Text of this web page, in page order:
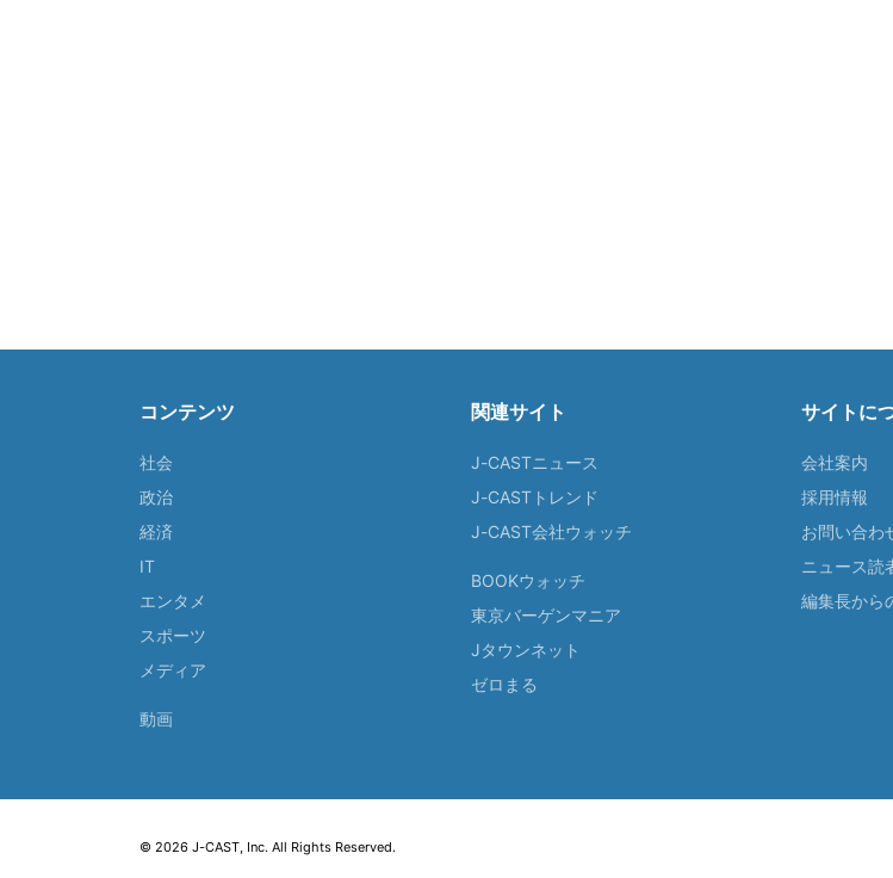
コンテンツ
社会
政治
経済
IT
エンタメ
スポーツ
メディア
動画
関連サイト
J-CASTニュース
J-CASTトレンド
J-CAST会社ウォッチ
BOOKウォッチ
東京バーゲンマニア
Jタウンネット
ゼロまる
サイトに
会社案内
採用情報
お問い合わ
ニュース読
編集長から
© 2026 J-CAST, Inc. All Rights Reserved.